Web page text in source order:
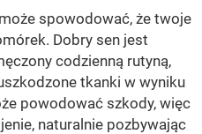
spowodować, że twoje
Dobry sen jest
codzienną rutyną,
tkanki w wyniku
powodować szkody, więc
naturalnie pozbywając